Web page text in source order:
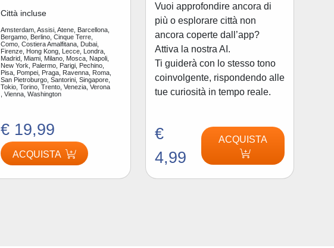
Città incluse
Amsterdam, Assisi, Atene, Barcellona,
Bergamo, Berlino, Cinque Terre,
Como, Costiera Amalfitana, Dubai,
Firenze, Hong Kong, Lecce, Londra,
Madrid, Miami, Milano, Mosca, Napoli,
New York, Palermo, Parigi, Pechino,
Pisa, Pompei, Praga, Ravenna, Roma,
San Pietroburgo, Santorini, Singapore,
Tokio, Torino, Trento, Venezia, Verona
, Vienna, Washington
€ 19,99
ACQUISTA
Vuoi approfondire ancora di
più o esplorare città non
ancora coperte dall’app?
Attiva la nostra AI.
Ti guiderà con lo stesso tono
coinvolgente, rispondendo alle
tue curiosità in tempo reale.
€
4,99
ACQUISTA